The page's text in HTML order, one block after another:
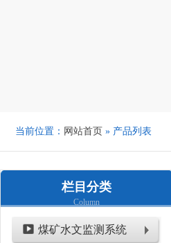
当前位置： 网站首页 » 产品列表
栏目分类
Column
煤矿水文监测系统